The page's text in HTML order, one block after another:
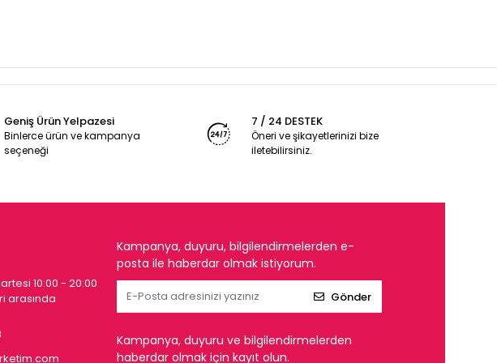
Geniş Ürün Yelpazesi
Binlerce ürün ve kampanya
seçeneği
7 / 24 DESTEK
Öneri ve şikayetlerinizi bize
iletebilirsiniz.
10:00 - 20:00
arasında
Kampanya, duyuru, bilgilendirmelerden e-
posta ile haberdar olmak istiyorum.
Gönder
Kampanya, duyuru ve bilgilendirmelerden
haberdar olmak için kayıt olun.